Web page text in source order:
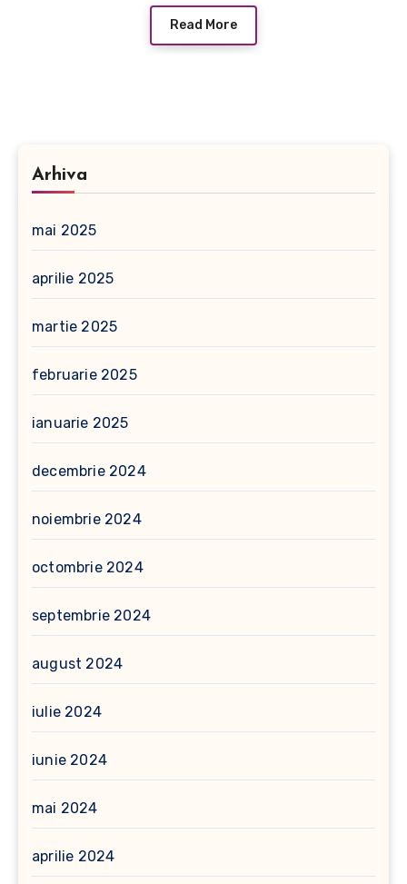
Read More
Arhiva
mai 2025
aprilie 2025
martie 2025
februarie 2025
ianuarie 2025
decembrie 2024
noiembrie 2024
octombrie 2024
septembrie 2024
august 2024
iulie 2024
iunie 2024
mai 2024
aprilie 2024